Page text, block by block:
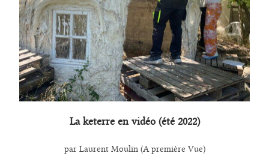
La keterre en vidéo (été 2022)
par Laurent Moulin (A première Vue)